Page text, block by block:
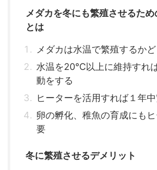
メダカを冬にも繁殖させるた
とは
メダカは水温で繁殖するか
水温を20℃以上に維持すれ
動をする
ヒーターを活用すれば１年
卵の孵化、稚魚の育成にも
要
冬に繁殖させるデメリット